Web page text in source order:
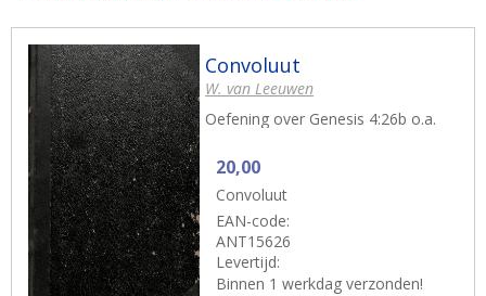
Convoluut
W. van Leeuwen
Oefening over Genesis 4:26b o.a.
20,00
Convoluut
EAN-code:
ANT15626
Levertijd:
Binnen 1 werkdag verzonden!